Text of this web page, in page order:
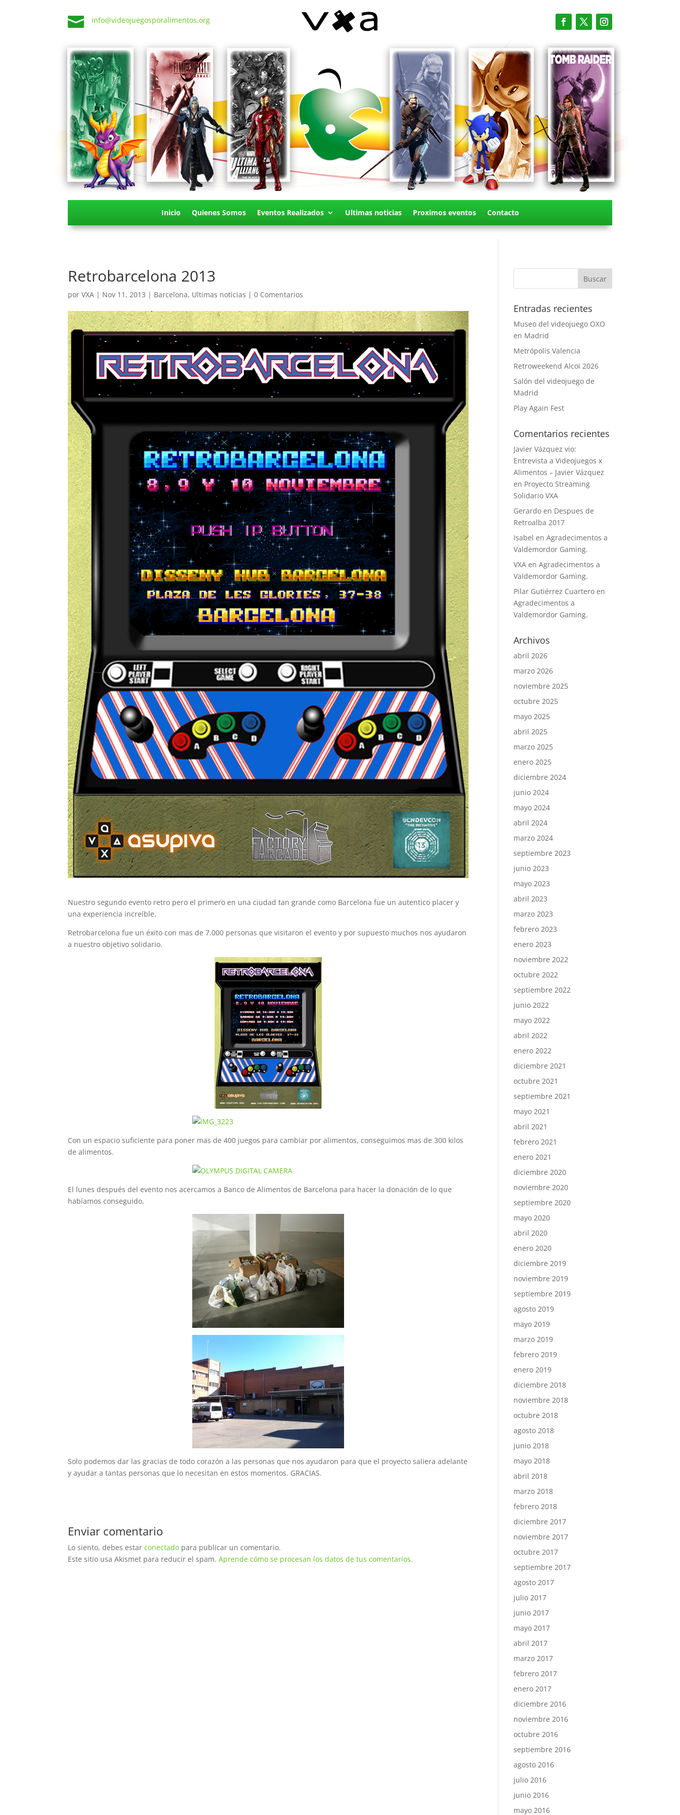
 info@videojuegosporalimentos.org
Inicio Quienes Somos Eventos Realizados Ultimas noticias Proximos eventos Contacto
Retrobarcelona 2013
porVXA | Nov 11, 2013 | Barcelona, Ultimas noticias |0 Comentarios
Nuestro segundo evento retro pero el primero en una ciudad tan grande como Barcelona fue un autentico placer y
una experiencia increíble.
Retrobarcelona fue un éxito con mas de 7.000 personas que visitaron el evento y por supuesto muchos nos ayudaron
a nuestro objetivo solidario.
Con un espacio suficiente para poner mas de 400 juegos para cambiar por alimentos, conseguimos mas de 300 kilos
de alimentos.
El lunes después del evento nos acercamos a Banco de Alimentos de Barcelona para hacer la donación de lo que
habíamos conseguido.
Solo podemos dar las gracias de todo corazón a las personas que nos ayudaron para que el proyecto saliera adelante
y ayudar a tantas personas que lo necesitan en estos momentos. GRACIAS.
Enviar comentario
Lo siento, debes estarconectado para publicar un comentario.
Este sitio usa Akismet para reducir el spam.Aprende cómo se procesan los datos de tus comentarios.
Entradas recientes
Museo del videojuego OXO
en Madrid
Metrópolis Valencia
Retroweekend Alcoi 2026
Salón del videojuego de
Madrid
Play Again Fest
Comentarios recientes
Javier Vázquez vio:
Entrevista a Videojuegos x
Alimentos – Javier Vázquez
en Proyecto Streaming
Solidario VXA
Gerardo en Despues de
Retroalba 2017
Isabel enAgradecimentos a
Valdemordor Gaming.
VXA enAgradecimentos a
Valdemordor Gaming.
Pilar Gutiérrez Cuartero en
Agradecimentos a
Valdemordor Gaming.
Archivos
abril 2026
marzo 2026
noviembre 2025
octubre 2025
mayo 2025
abril 2025
marzo 2025
enero 2025
diciembre 2024
junio 2024
mayo 2024
abril 2024
marzo 2024
septiembre 2023
junio 2023
mayo 2023
abril 2023
marzo 2023
febrero 2023
enero 2023
noviembre 2022
octubre 2022
septiembre 2022
junio 2022
mayo 2022
abril 2022
enero 2022
diciembre 2021
octubre 2021
septiembre 2021
mayo 2021
abril 2021
febrero 2021
enero 2021
diciembre 2020
noviembre 2020
septiembre 2020
mayo 2020
abril 2020
enero 2020
diciembre 2019
noviembre 2019
septiembre 2019
agosto 2019
mayo 2019
marzo 2019
febrero 2019
enero 2019
diciembre 2018
noviembre 2018
octubre 2018
agosto 2018
junio 2018
mayo 2018
abril 2018
marzo 2018
febrero 2018
diciembre 2017
noviembre 2017
octubre 2017
septiembre 2017
agosto 2017
julio 2017
junio 2017
mayo 2017
abril 2017
marzo 2017
febrero 2017
enero 2017
diciembre 2016
noviembre 2016
octubre 2016
septiembre 2016
agosto 2016
julio 2016
junio 2016
mayo 2016